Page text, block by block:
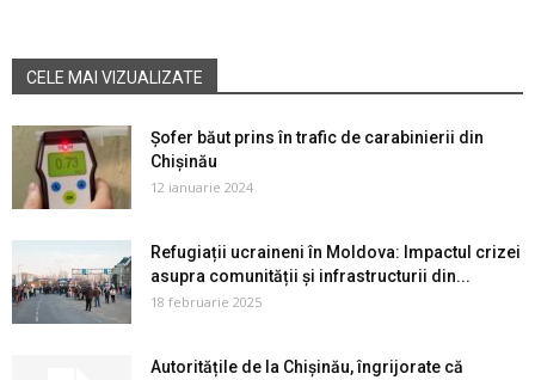
CELE MAI VIZUALIZATE
Șofer băut prins în trafic de carabinierii din
Chișinău
12 ianuarie 2024
Refugiații ucraineni în Moldova: Impactul crizei
asupra comunității și infrastructurii din...
18 februarie 2025
Autoritățile de la Chișinău, îngrijorate că